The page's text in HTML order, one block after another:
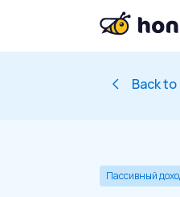
Back to
Пассивный